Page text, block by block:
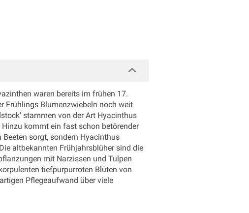
waren bereits im frühen 17.
Frühlings Blumenzwiebeln noch weit
stammen von der Art Hyacinthus
kommt ein fast schon betörender
sorgt, sondern Hyacinthus
altbekannten Frühjahrsblüher sind die
mit Narzissen und Tulpen
tiefpurpurroten Blüten von
Pflegeaufwand über viele